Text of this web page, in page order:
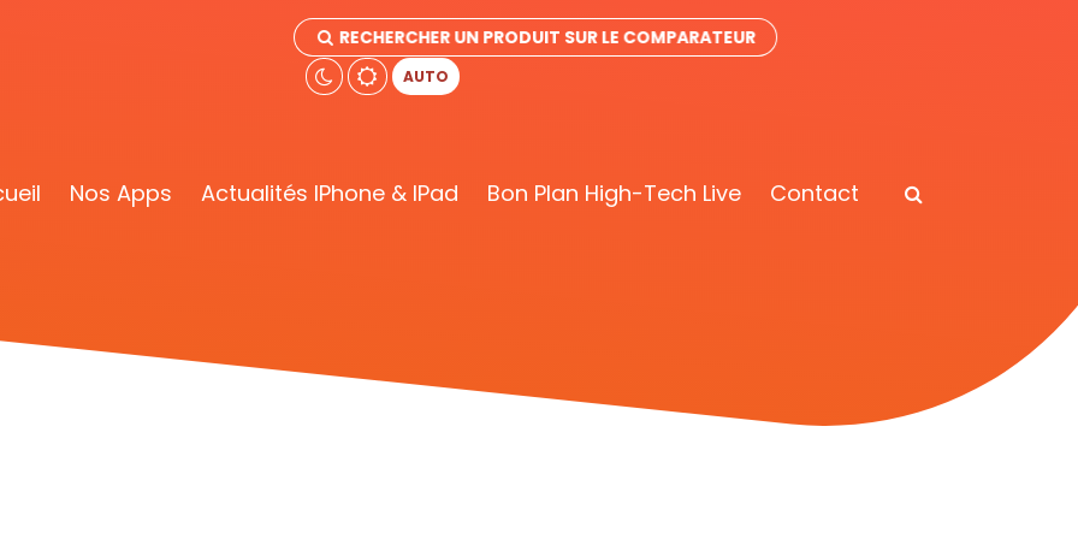
RECHERCHER UN PRODUIT SUR LE COMPARATEUR
AUTO
Nos Apps Actualités IPhone & IPad Bon Plan High-Tech Live Contact